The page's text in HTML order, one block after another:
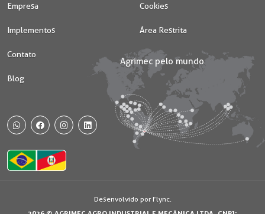
Empresa
Implementos
Contato
Blog
Cookies
Área Restrita
WhatsAppFacebookInstagram
Desenvolvido por Flync.